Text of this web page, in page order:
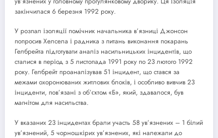
закінчилася 6 березня 1992 року.
У розпал ізоляції помічник начальника в’язниці Джонсон
попросив Хелсела і радника з питань виконання покарань
Гелбрейта підготувати аналіз насильницьких інцидентів, що
сталися в період з 5 листопада 1991 року по 23 лютого 1992
року. Гелбрейт проаналізував 51 інцидент, що стався за
межами охоронюваних житлових блоків, і особливо вивчив 23
інциденти, пов’язані з об’єктом «Б», який, здавалося, був
магнітом для насильства.
У вказаних 23 інцидентах брали участь 58 ув’язнених – 1 білий
ув’язнений, 5 чорношкірих ув’язнених, які належали до